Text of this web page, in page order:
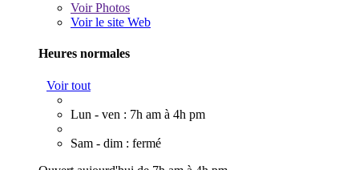
VoirPhotos
Voir le site Web
Heures normales
Voir tout
Lun - ven : 7h am à 4h pm
Sam - dim : fermé